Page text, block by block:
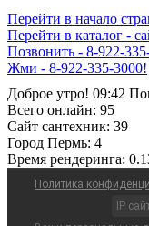
Перейти в начало
Перейти в каталог -
Позвонить - 8-922-
Жми - 8-922-335-3000!
Доброе утро! 09:42
Всего онлайн: 95
Сайт cантехник: 39
Город Пермь: 4
Время рендеринга:
Политика
IP